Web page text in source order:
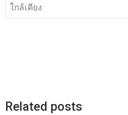
ใกล้เคียง
Related posts